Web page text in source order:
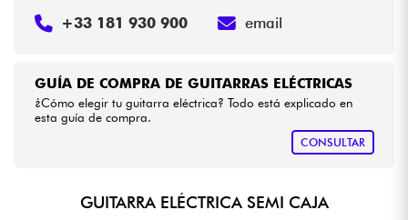
GUÍA DE COMPRA DE GUITARRAS ELÉCTRICAS
¿Cómo elegir tu guitarra eléctrica? Todo está explicado en
esta guía de compra.
CONSULTAR
+33 181 930 900 email
GUITARRA ELÉCTRICA SEMI CAJA